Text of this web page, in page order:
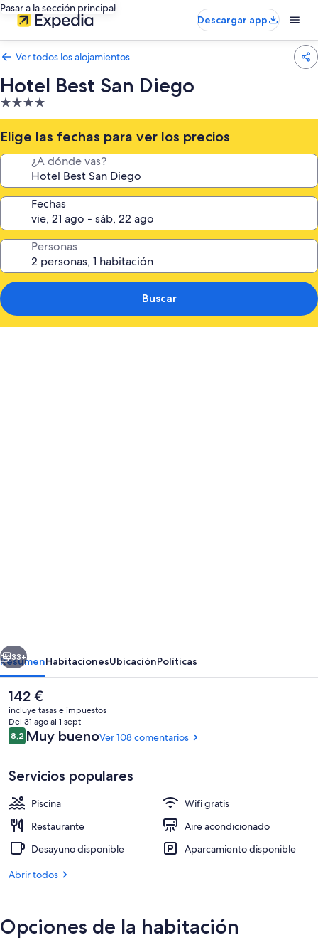
Pasar a la sección principal
Descargar app
Ver todos los alojamientos
Hotel Best San Diego
Alojamiento
de
4.0 estrellas
Elige las fechas para ver los precios
¿A dónde vas?
Fechas
Personas
Buscar
Restaurante
Siguiente
33+
ResumenHabitacionesUbicaciónPolíticas
El
precio
actual
es
de
142 €
incluye tasas e impuestos
Del 31 ago al 1 sept
Comentarios
8,28,2 de 10
Muy buenoVer 108 comentarios
Servicios populares
Piscina
Wifi gratis
Restaurante
Aire acondicionado
Desayuno disponible
Aparcamiento disponible
Abrir todos
Opciones de la habitación